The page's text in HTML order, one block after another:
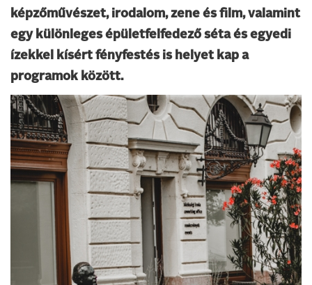
képzőművészet, irodalom, zene és film, valamint
egy különleges épületfelfedező séta és egyedi
ízekkel kísért fényfestés is helyet kap a
programok között.